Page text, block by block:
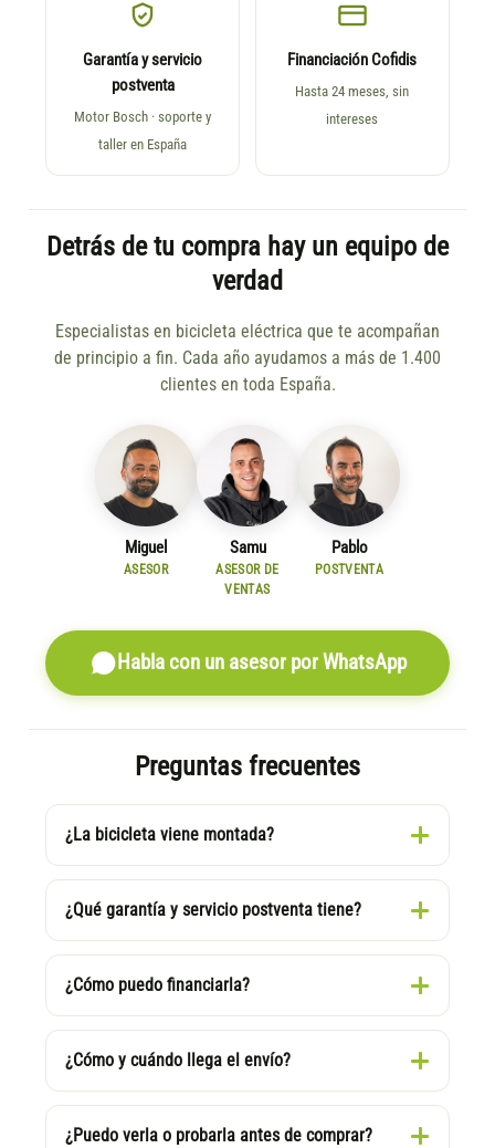
Garantía y servicio
postventa
Motor Bosch · soporte y
taller en España
Financiación Cofidis
Hasta 24 meses, sin
intereses
Detrás de tu compra hay un equipo de
verdad
Especialistas en bicicleta eléctrica que te acompañan
de principio a fin. Cada año ayudamos a más de 1.400
clientes en toda España.
Miguel
ASESOR
Samu
ASESOR DE
VENTAS
Pablo
POSTVENTA
Habla con un asesor por WhatsApp
Preguntas frecuentes
¿La bicicleta viene montada?
¿Qué garantía y servicio postventa tiene?
¿Cómo puedo financiarla?
¿Cómo y cuándo llega el envío?
¿Puedo verla o probarla antes de comprar?